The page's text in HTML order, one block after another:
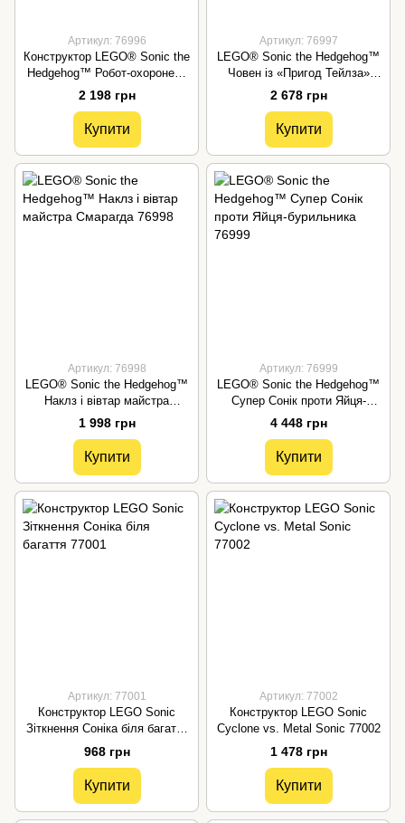
Артикул: 76996
Конструктор LEGO® Sonic the
Hedgehog™ Робот-охоронець
Knuckles (76996)
2 198 грн
Купити
Артикул: 76997
LEGO® Sonic the Hedgehog™
Човен із «Пригод Тейлза»
Іграшка 76997
2 678 грн
Купити
Артикул: 76998
LEGO® Sonic the Hedgehog™
Наклз і вівтар майстра
Смарагда 76998
1 998 грн
Купити
Артикул: 76999
LEGO® Sonic the Hedgehog™
Супер Сонік проти Яйця-
бурильника 76999
4 448 грн
Купити
Артикул: 77001
Конструктор LEGO Sonic
Зіткнення Соніка біля багаття
77001
968 грн
Купити
Артикул: 77002
Конструктор LEGO Sonic
Cyclone vs. Metal Sonic 77002
1 478 грн
Купити